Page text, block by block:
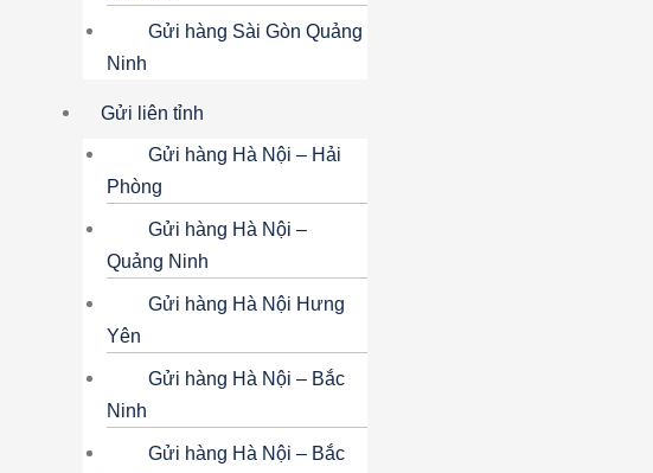
Gửi hàng Sài Gòn Quảng
Ninh
Gửi liên tỉnh
Gửi hàng Hà Nội – Hải
Phòng
Gửi hàng Hà Nội –
Quảng Ninh
Gửi hàng Hà Nội Hưng
Yên
Gửi hàng Hà Nội – Bắc
Ninh
Gửi hàng Hà Nội – Bắc